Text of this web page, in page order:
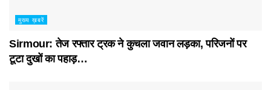
मुख्य ख़बरें
Sirmour: तेज रफ्तार ट्रक ने कुचला जवान लड़का, परिजनों पर
टूटा दुखों का पहाड़…